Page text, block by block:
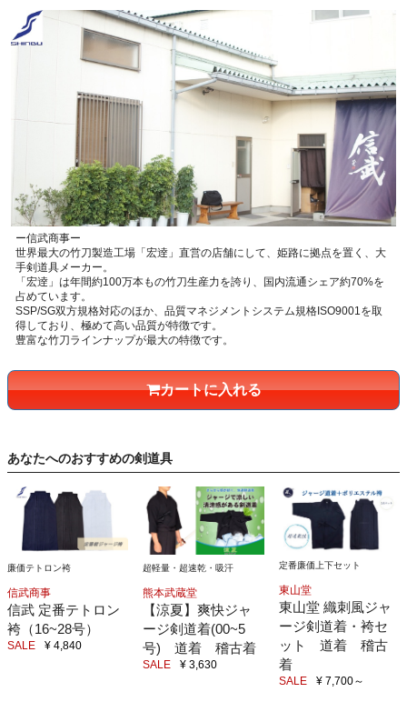
ー信武商事ー
世界最大の竹刀製造工場「宏逹」直営の店舗にして、姫路に拠点を置く、大
手剣道具メーカー。
「宏逹」は年間約100万本もの竹刀生産力を誇り、国内流通シェア約70%を
占めています。
SSP/SG双方規格対応のほか、品質マネジメントシステム規格ISO9001を取
得しており、極めて高い品質が特徴です。
豊富な竹刀ラインナップが最大の特徴です。
カートに入れる
あなたへのおすすめの剣道具
廉価テトロン袴
信武商事
信武 定番テトロン
袴（16~28号）
SALE ¥ 4,840
超軽量・超速乾・吸汗
熊本武蔵堂
【涼夏】爽快ジャ
ージ剣道着(00~5
号) 道着 稽古着
SALE ¥ 3,630
定番廉価上下セット
東山堂
東山堂 織刺風ジャ
ージ剣道着・袴セ
ット 道着 稽古
着
SALE ¥ 7,700～